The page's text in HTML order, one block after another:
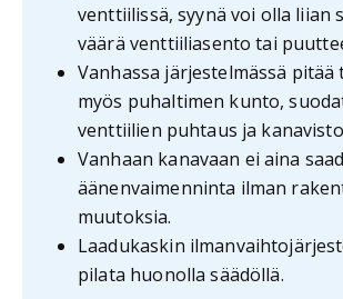
venttiilissä, syynä voi olla liian
väärä venttiiliasento tai
Vanhassa järjestelmässä pitää
myös puhaltimen kunto,
venttiilien puhtaus ja
Vanhaan kanavaan ei aina
äänenvaimenninta ilman
muutoksia.
Laadukaskin
pilata huonolla säädöllä.